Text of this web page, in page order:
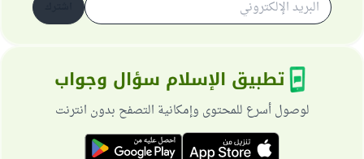
تطبيق الإسلام سؤال وجواب
لوصول أسرع للمحتوى وإمكانية التصفح بدون انترنت